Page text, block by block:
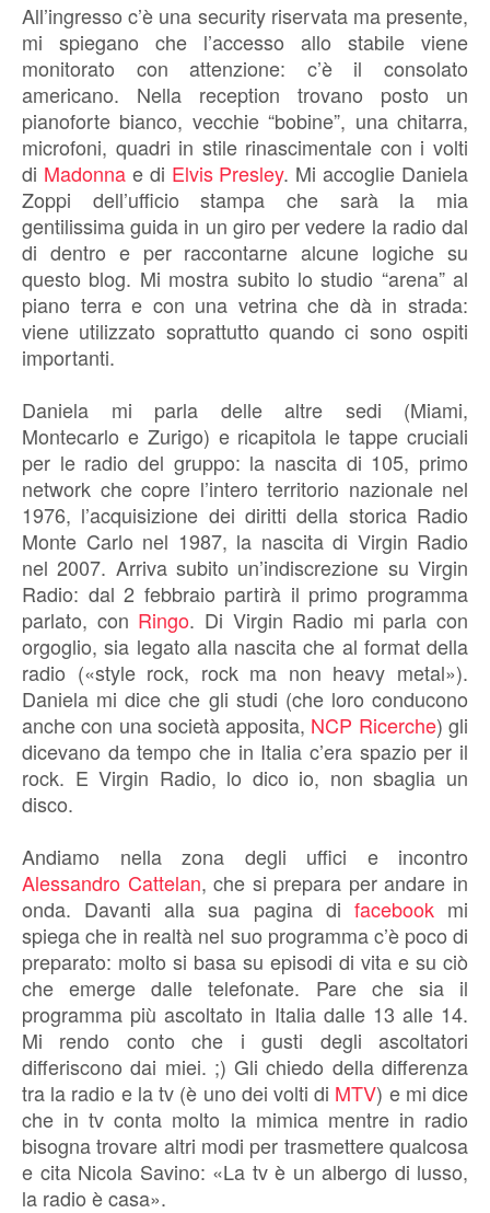
All’ingresso c’è una security riservata ma presente,
mi spiegano che l’accesso allo stabile viene
monitorato con attenzione: c’è il consolato
americano. Nella reception trovano posto un
pianoforte bianco, vecchie “bobine”, una chitarra,
microfoni, quadri in stile rinascimentale con i volti
di Madonnae di Elvis Presley. Mi accoglie Daniela
Zoppi dell’ufficio stampa che sarà la mia
gentilissima guida in un giro per vedere la radio dal
di dentro e per raccontarne alcune logiche su
questo blog. Mi mostra subito lo studio “arena” al
piano terra e con una vetrina che dà in strada:
viene utilizzato soprattutto quando ci sono ospiti
importanti.
Daniela mi parla delle altre sedi (Miami,
Montecarlo e Zurigo) e ricapitola le tappe cruciali
per le radio del gruppo: la nascita di 105, primo
network che copre l’intero territorio nazionale nel
1976, l’acquisizione dei diritti della storica Radio
Monte Carlo nel 1987, la nascita di Virgin Radio
nel 2007. Arriva subito un’indiscrezione su Virgin
Radio: dal 2 febbraio partirà il primo programma
parlato, con Ringo. Di Virgin Radio mi parla con
orgoglio, sia legato alla nascita che al format della
radio («style rock, rock ma non heavy metal»).
Daniela mi dice che gli studi (che loro conducono
anche con una società apposita, NCP Ricerche) gli
dicevano da tempo che in Italia c’era spazio per il
rock. E Virgin Radio, lo dico io, non sbaglia un
disco.
Andiamo nella zona degli uffici e incontro
Alessandro Cattelan, che si prepara per andare in
onda. Davanti alla sua pagina di facebookmi
spiega che in realtà nel suo programma c’è poco di
preparato: molto si basa su episodi di vita e su ciò
che emerge dalle telefonate. Pare che sia il
programma più ascoltato in Italia dalle 13 alle 14.
Mi rendo conto che i gusti degli ascoltatori
differiscono dai miei. ;) Gli chiedo della differenza
tra la radio e la tv (è uno dei volti di MTV) e mi dice
che in tv conta molto la mimica mentre in radio
bisogna trovare altri modi per trasmettere qualcosa
e cita Nicola Savino: «La tv è un albergo di lusso,
la radio è casa».